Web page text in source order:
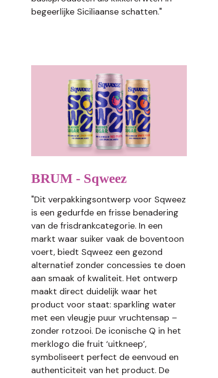
begeerlijke Siciliaanse schatten."
BRUM - Sqweez
"Dit verpakkingsontwerp voor Sqweez
is een gedurfde en frisse benadering
van de frisdrankcategorie. In een
markt waar suiker vaak de boventoon
voert, biedt Sqweez een gezond
alternatief zonder concessies te doen
aan smaak of kwaliteit. Het ontwerp
maakt direct duidelijk waar het
product voor staat: sparkling water
met een vleugje puur vruchtensap –
zonder rotzooi. De iconische Q in het
merklogo die fruit ‘uitkneep’,
symboliseert perfect de eenvoud en
authenticiteit van het product. De